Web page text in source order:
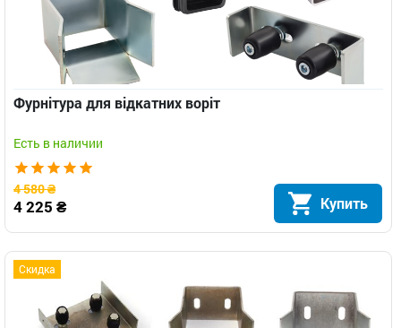
Фурнітура для відкатних воріт
Есть в наличии
4 580 ₴
4 225 ₴ Купить
Скидка